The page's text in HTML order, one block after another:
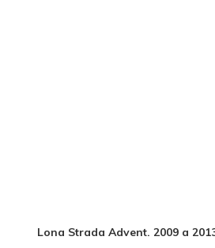
Lona Strada Advent. 2009 a